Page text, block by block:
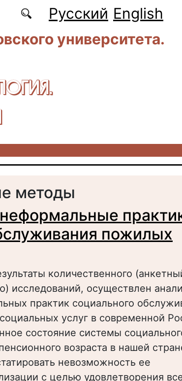
Русский English
университета.
методы
пожилых
количественного
исследований, осуществлен
практик социального
услуг в современной
состояние системы
возраста в нашей
невозможность ее
с целью удовлетворения